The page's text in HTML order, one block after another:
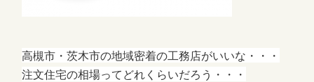
高槻市・茨木市の地域密着の工務店がいいな・・・
注文住宅の相場ってどれくらいだろう・・・